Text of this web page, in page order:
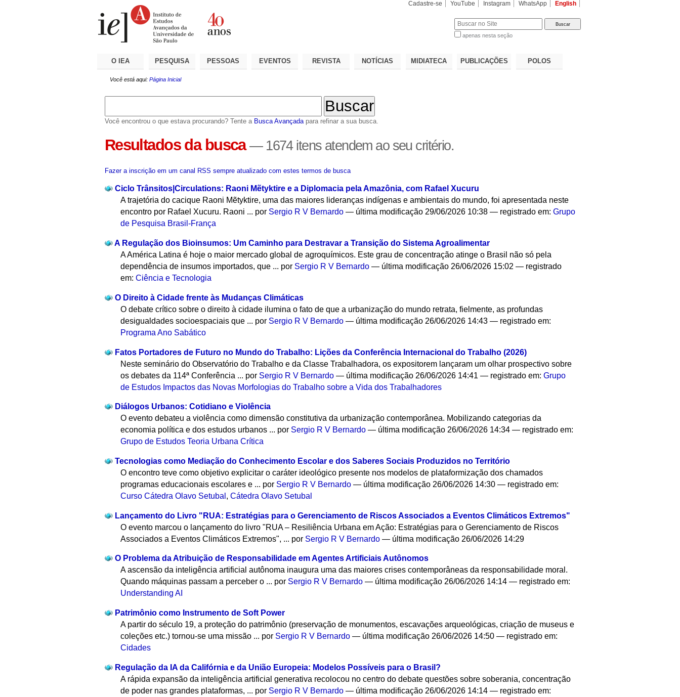
Cadastre-se YouTube Instagram WhatsApp English
apenas nesta seção
O IEA PESQUISA PESSOAS EVENTOS REVISTA NOTÍCIAS MIDIATECA PUBLICAÇÕES POLOS
Você está aqui: Página Inicial
Você encontrou o que estava procurando? Tente a Busca Avançada para refinar a sua busca.
Resultados da busca — 1674 itens atendem ao seu critério.
Fazer a inscrição em um canal RSS sempre atualizado com estes termos de busca
Ciclo Trânsitos|Circulations: Raoni Mẽtyktire e a Diplomacia pela Amazônia, com Rafael Xucuru
A trajetória do cacique Raoni Mẽtyktire, uma das maiores lideranças indígenas e ambientais do mundo, foi apresentada neste
encontro por Rafael Xucuru. Raoni ... por Sergio R V Bernardo — última modificação 29/06/2026 10:38— registrado em:Grupo
de Pesquisa Brasil-França
A Regulação dos Bioinsumos: Um Caminho para Destravar a Transição do Sistema Agroalimentar
A América Latina é hoje o maior mercado global de agroquímicos. Este grau de concentração atinge o Brasil não só pela
dependência de insumos importados, que ... por Sergio R V Bernardo — última modificação 26/06/2026 15:02— registrado
em:Ciência e Tecnologia
O Direito à Cidade frente às Mudanças Climáticas
O debate crítico sobre o direito à cidade ilumina o fato de que a urbanização do mundo retrata, fielmente, as profundas
desigualdades socioespaciais que ... por Sergio R V Bernardo — última modificação 26/06/2026 14:43— registrado em:
Programa Ano Sabático
Fatos Portadores de Futuro no Mundo do Trabalho: Lições da Conferência Internacional do Trabalho (2026)
Neste seminário do Observatório do Trabalho e da Classe Trabalhadora, os expositorem lançaram um olhar prospectivo sobre
os debates da 114ª Conferência ... por Sergio R V Bernardo — última modificação 26/06/2026 14:41— registrado em:Grupo
de Estudos Impactos das Novas Morfologias do Trabalho sobre a Vida dos Trabalhadores
Diálogos Urbanos: Cotidiano e Violência
O evento debateu a violência como dimensão constitutiva da urbanização contemporânea. Mobilizando categorias da
economia política e dos estudos urbanos ... por Sergio R V Bernardo — última modificação 26/06/2026 14:34— registrado em:
Grupo de Estudos Teoria Urbana Crítica
Tecnologias como Mediação do Conhecimento Escolar e dos Saberes Sociais Produzidos no Território
O encontro teve como objetivo explicitar o caráter ideológico presente nos modelos de plataformização dos chamados
programas educacionais escolares e ... por Sergio R V Bernardo — última modificação 26/06/2026 14:30— registrado em:
Curso Cátedra Olavo Setubal ,Cátedra Olavo Setubal
Lançamento do Livro "RUA: Estratégias para o Gerenciamento de Riscos Associados a Eventos Climáticos Extremos"
O evento marcou o lançamento do livro "RUA – Resiliência Urbana em Ação: Estratégias para o Gerenciamento de Riscos
Associados a Eventos Climáticos Extremos", ... por Sergio R V Bernardo — última modificação 26/06/2026 14:29
O Problema da Atribuição de Responsabilidade em Agentes Artificiais Autônomos
A ascensão da inteligência artificial autônoma inaugura uma das maiores crises contemporâneas da responsabilidade moral.
Quando máquinas passam a perceber o ... por Sergio R V Bernardo — última modificação 26/06/2026 14:14— registrado em:
Understanding AI
Patrimônio como Instrumento de Soft Power
A partir do século 19, a proteção do patrimônio (preservação de monumentos, escavações arqueológicas, criação de museus e
coleções etc.) tornou-se uma missão ... por Sergio R V Bernardo — última modificação 26/06/2026 14:50— registrado em:
Cidades
Regulação da IA da Califórnia e da União Europeia: Modelos Possíveis para o Brasil?
A rápida expansão da inteligência artificial generativa recolocou no centro do debate questões sobre soberania, concentração
de poder nas grandes plataformas, ... por Sergio R V Bernardo — última modificação 26/06/2026 14:14— registrado em: